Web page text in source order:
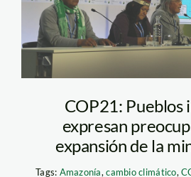
COP21: Pueblos
expresan
expansión de la
Tags: Amazonía,cambio climático,